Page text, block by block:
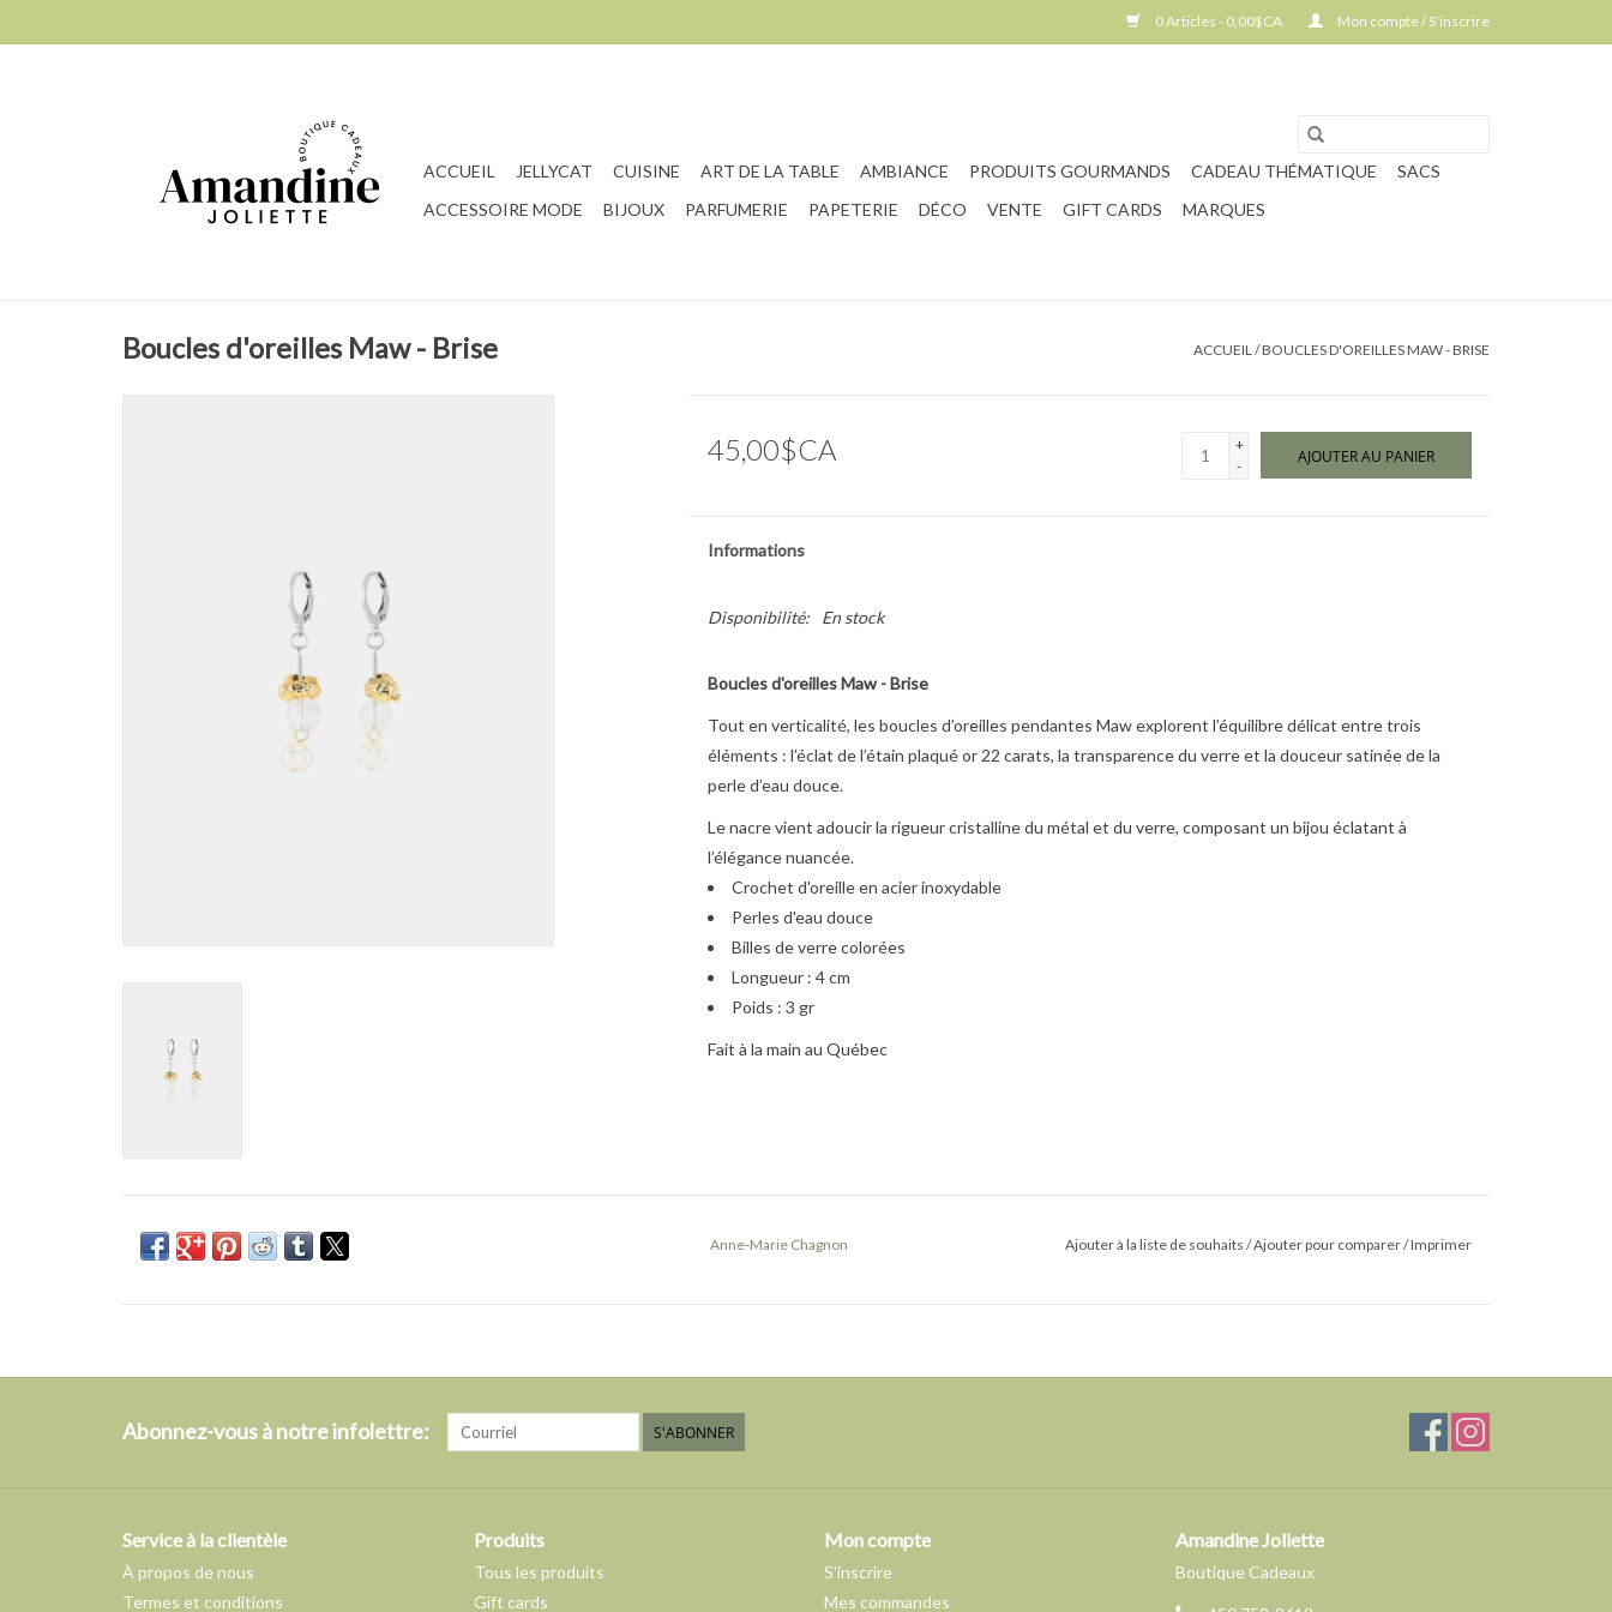
0 Articles - 0,00$CA Mon compte / S'inscrire
ACCUEIL JELLYCAT CUISINE ART DE LA TABLE AMBIANCE PRODUITS GOURMANDS CADEAU THÉMATIQUE
SACS
ACCESSOIRE MODE
BIJOUX PARFUMERIE PAPETERIE DÉCO VENTE GIFT CARDS MARQUES
Boucles d'oreilles Maw - Brise ACCUEIL/BOUCLES D'OREILLES MAW - BRISE
45,00$CA
+
-
AJOUTER AU PANIER
Informations
Disponibilité: En stock
Boucles d'oreilles Maw - Brise
Tout en verticalité, les boucles d’oreilles pendantes Maw explorent l’équilibre délicat entre trois
éléments : l’éclat de l’étain plaqué or 22 carats, la transparence du verre et la douceur satinée de la
perle d’eau douce.
Le nacre vient adoucir la rigueur cristalline du métal et du verre, composant un bijou éclatant à
l’élégance nuancée.
Crochet d'oreille en acier inoxydable
Perles d'eau douce
Billes de verre colorées
Longueur : 4 cm
Poids : 3 gr
Fait à la main au Québec
Anne-Marie Chagnon Ajouter à la liste de souhaits /Ajouter pour comparer/Imprimer
Abonnez-vous à notre infolettre: S'ABONNER
Service à la clientèle
À propos de nous
Termes et conditions
Produits
Tous les produits
Gift cards
Mon compte
S'inscrire
Mes commandes
Amandine Joliette
Boutique Cadeaux